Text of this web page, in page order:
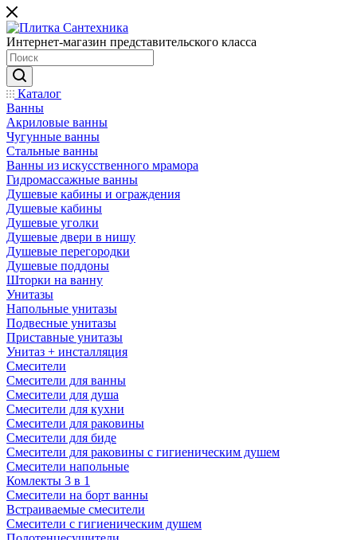
Интернет-магазин представительского класса
Каталог
Ванны
Акриловые ванны
Чугунные ванны
Стальные ванны
Ванны из искусственного мрамора
Гидромассажные ванны
Душевые кабины и ограждения
Душевые кабины
Душевые уголки
Душевые двери в нишу
Душевые перегородки
Душевые поддоны
Шторки на ванну
Унитазы
Напольные унитазы
Подвесные унитазы
Приставные унитазы
Унитаз + инсталляция
Смесители
Смесители для ванны
Смесители для душа
Смесители для кухни
Смесители для раковины
Смесители для биде
Смесители для раковины с гигиеническим душем
Смесители напольные
Комлекты 3 в 1
Смесители на борт ванны
Встраиваемые смесители
Смесители с гигиеническим душем